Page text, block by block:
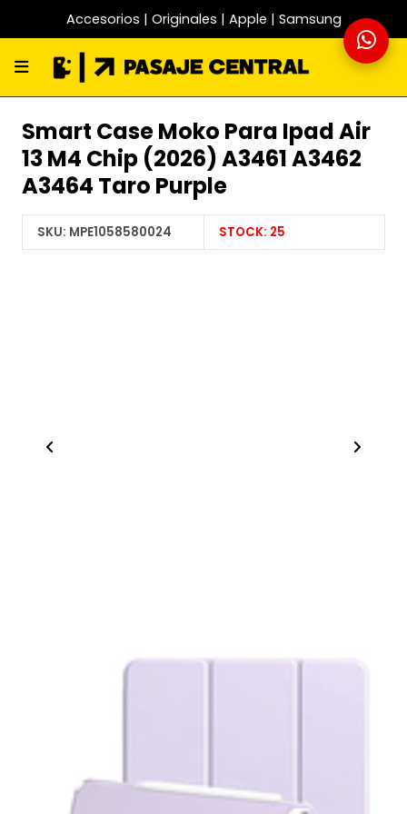
Accesorios | Originales | Apple | Samsung
Smart Case Moko Para Ipad Air
13 M4 Chip (2026) A3461 A3462
A3464 Taro Purple
SKU: MPE1058580024 STOCK: 25